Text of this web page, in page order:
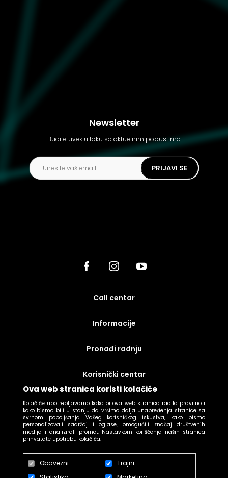
Ova web stranica koristi kolačiće
Kolačiće upotrebljavamo kako bi ova web stranica radila pravilno i
kako bismo bili u stanju da vršimo dalja unapređenja stranice sa
svrhom poboljšanja Vašeg korisničkog iskustva, kako bismo
personalizovali sadržaj i oglase, omogućili značaj društvenih
medija i analizirali promet. Nastavkom korišćenja naših stranica
prihvatate upotrebu kolačića.
Obavezni
Trajni
Newsletter
Budite uvek u toku sa aktuelnim popustima
PRIJAVI SE
call centar
Informacije
Pronađi radnju
korisnički centar
uslovi prodaje